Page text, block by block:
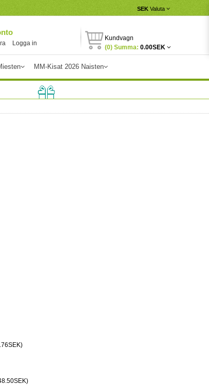
SEK Valuta
Logga in
Kundvagn
(0) Summa: 0.00SEK
MM-Kisat 2026 Naisten